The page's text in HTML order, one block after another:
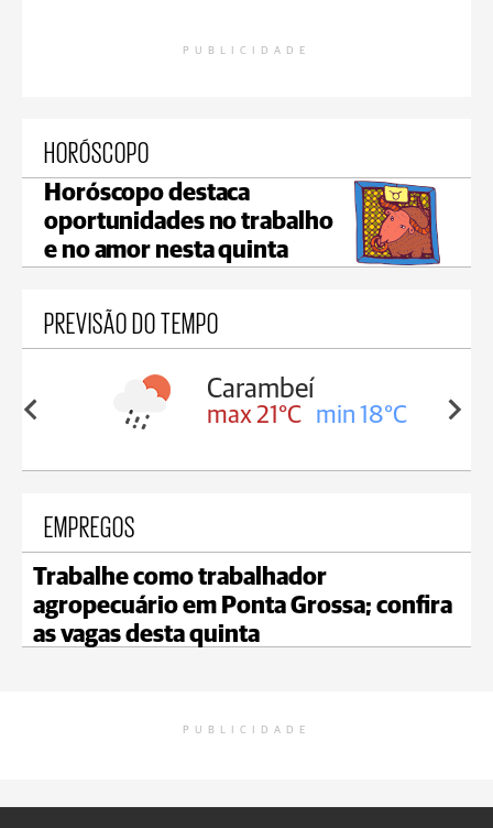
PUBLICIDADE
HORÓSCOPO
Horóscopo destaca
oportunidades no trabalho
e no amor nesta quinta
PREVISÃO DO TEMPO
18°C
Carambeí
max 21°C min 18°C
EMPREGOS
Trabalhe como trabalhador
agropecuário em Ponta Grossa; confira
as vagas desta quinta
PUBLICIDADE